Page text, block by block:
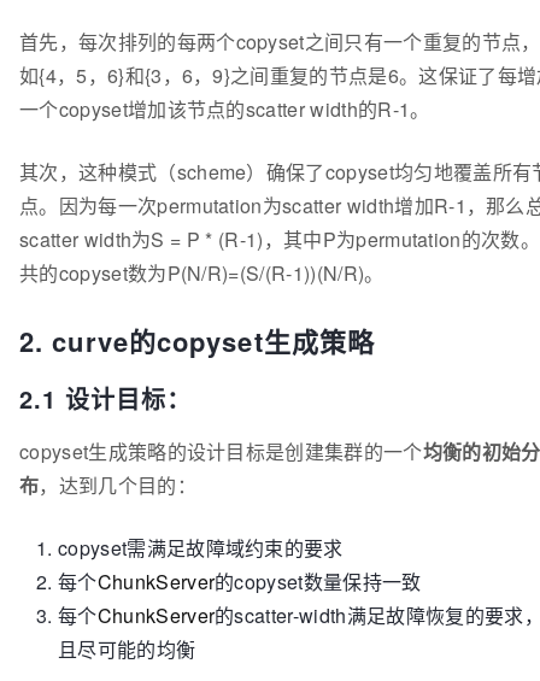
首先，每次排列的每两个copyset之间只有一个重复的节点
如{4，5，6}和{3，6，9}之间重复的节点是6。这保证了每
一个copyset增加该节点的scatter width的R-1。
其次，这种模式（scheme）确保了copyset均匀地覆盖所有
点。因为每一次permutation为scatter width增加R-1，那么
scatter width为S = P * (R-1)，其中P为permutation的次数
共的copyset数为P(N/R)=(S/(R-1))(N/R)。
2. curve的copyset生成策略
2.1 设计目标：
copyset生成策略的设计目标是创建集群的一个均衡的初始分
布，达到几个目的：
copyset需满足故障域约束的要求
每个ChunkServer的copyset数量保持一致
每个ChunkServer的scatter-width满足故障恢复的要求
且尽可能的均衡